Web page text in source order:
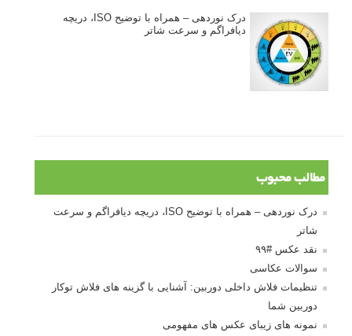
درک نوردهی – همراه با توضیح ISO، دریچه
دیافراگم و سرعت شاتر
مطالب محبوب
درک نوردهی – همراه با توضیح ISO، دریچه دیافراگم و سرعت
شاتر
نقد عکس #۹۹
سوالات عکاسی
تنظیمات فلاش داخلی دوربین: آشنایی با گزینه های فلاش توکار
دوربین شما
نمونه های زیبای عکس های مفهومی